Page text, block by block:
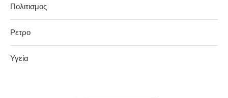
Πολιτισμος
Ρετρο
Υγεία